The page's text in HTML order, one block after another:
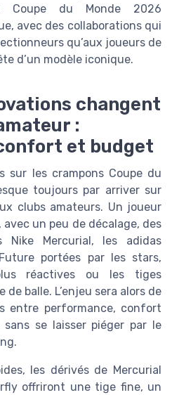
Coupe du Monde 2026
avec des collaborations qui
qu’aux joueurs de
d’un modèle iconique.
changent
:
et budget
sur les crampons Coupe du
toujours par arriver sur
clubs amateurs. Un joueur
un peu de décalage, des
Nike Mercurial, les adidas
portées par les stars,
réactives ou les tiges
balle. L’enjeu sera alors de
entre performance, confort
se laisser piéger par le
les dérivés de Mercurial
offriront une tige fine, un